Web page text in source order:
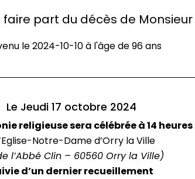
part du décès de Monsieur
le2024-10-10à l'âge de 96 ans
Le Jeudi 17 octobre 2024
religieuse sera célébrée à 14 heures
Notre-Dame d’Orry la Ville
l’Abbé Clin – 60560 Orry la Ville)
d’un dernier recueillement